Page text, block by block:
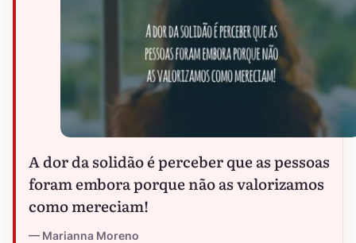
A dor da solidão é perceber que as pessoas
foram embora porque não as valorizamos
como mereciam!
Marianna Moreno